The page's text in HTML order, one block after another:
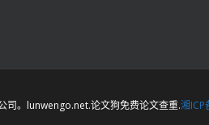
。lunwengo.net.论文狗免费论文查重.湘ICP